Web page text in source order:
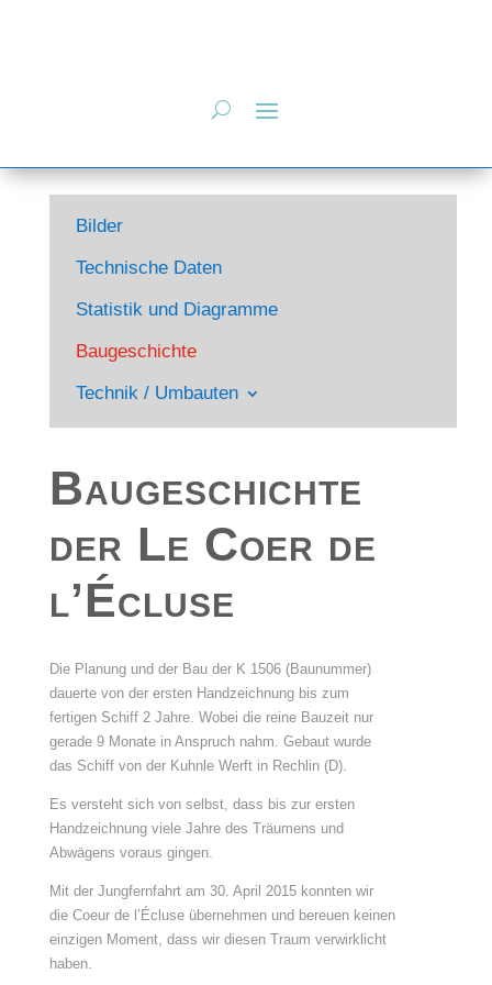
Bilder
Technische Daten
Statistik und Diagramme
Baugeschichte
Technik / Umbauten
Baugeschichte
der Le Coer de
l’Écluse
Die Planung und der Bau der K 1506 (Baunummer)
dauerte von der ersten Handzeichnung bis zum
fertigen Schiff 2 Jahre. Wobei die reine Bauzeit nur
gerade 9 Monate in Anspruch nahm. Gebaut wurde
das Schiff von der Kuhnle Werft in Rechlin (D).
Es versteht sich von selbst, dass bis zur ersten
Handzeichnung viele Jahre des Träumens und
Abwägens voraus gingen.
Mit der Jungfernfahrt am 30. April 2015 konnten wir
die Coeur de l’Écluse übernehmen und bereuen keinen
einzigen Moment, dass wir diesen Traum verwirklicht
haben.